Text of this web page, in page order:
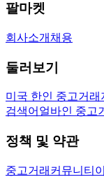
팔마켓
회사소개 채용
둘러보기
미국 한인 중고거래
검색어 얼바인 중고
정책 및 약관
중고거래 커뮤니티